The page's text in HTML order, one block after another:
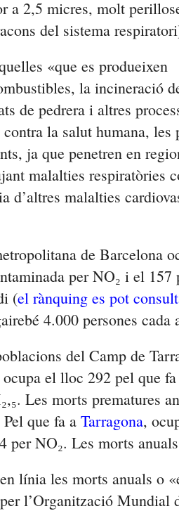
a 2,5 micres, molt
del sistema
«que es produeixen
la incineració
de pedrera i altres
la salut humana, les
ja que penetren en
malalties respiratòries
d’altres malalties
de Barcelona
per NO₂ i el 157
(el rànquing es pot
4.000 persones cada
del Camp de
ocupa el lloc 292 pel que
Les morts prematures
que fa a Tarragona,
per NO₂. Les morts
línia les morts anuals o
l’Organització Mundial